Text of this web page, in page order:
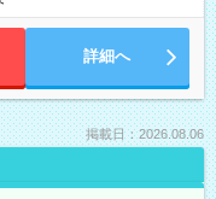
詳細へ
掲載日：2026.08.06